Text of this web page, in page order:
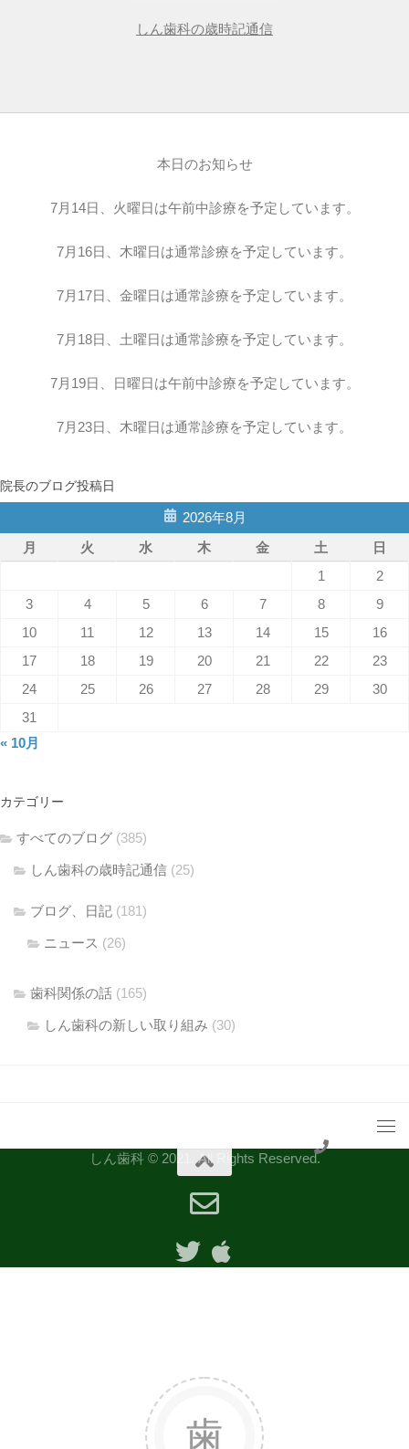
しん歯科の歳時記通信
本日のお知らせ
7月14日、火曜日は午前中診療を予定しています。
7月16日、木曜日は通常診療を予定しています。
7月17日、金曜日は通常診療を予定しています。
7月18日、土曜日は通常診療を予定しています。
7月19日、日曜日は午前中診療を予定しています。
7月23日、木曜日は通常診療を予定しています。
院長のブログ投稿日
2026年8月
月
火 水 木 金 土
日
1
2
3
4 5 6 7 8
9
10
11 12 13 14 15
16
17
18 19 20 21 22
23
24
25 26 27 28 29
30
31
« 10月
カテゴリー
すべてのブログ (385)
しん歯科の歳時記通信 (25)
ブログ、日記 (181)
ニュース (26)
歯科関係の話 (165)
しん歯科の新しい取り組み (30)
しん歯科 © 2021. All Rights Reserved.